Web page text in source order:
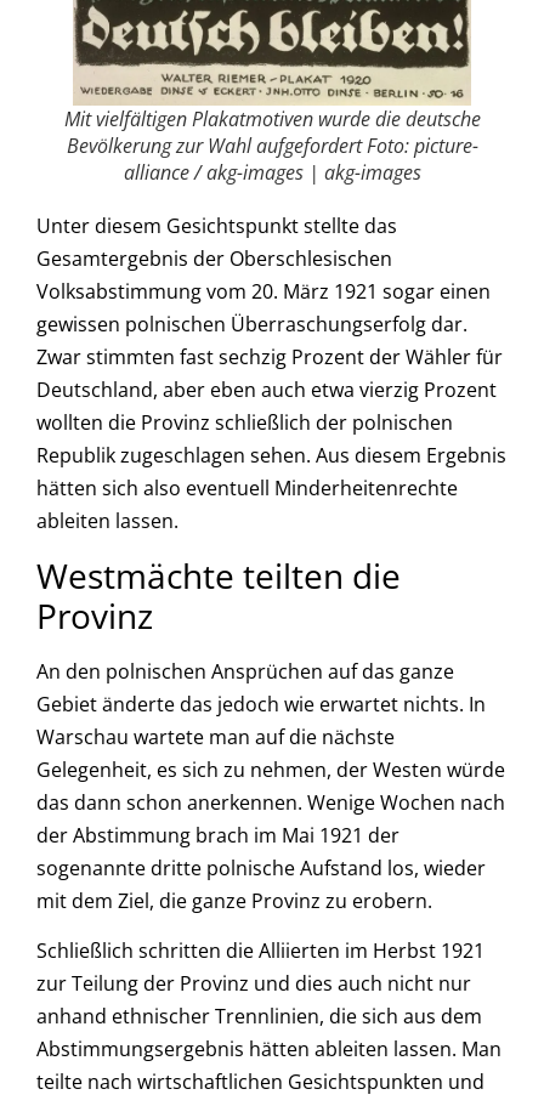
Mit vielfältigen Plakatmotiven wurde die deutsche
Bevölkerung zur Wahl aufgefordert Foto: picture-
alliance / akg-images | akg-images
Unter diesem Gesichtspunkt stellte das
Gesamtergebnis der Oberschlesischen
Volksabstimmung vom 20. März 1921 sogar einen
gewissen polnischen Überraschungserfolg dar.
Zwar stimmten fast sechzig Prozent der Wähler für
Deutschland, aber eben auch etwa vierzig Prozent
wollten die Provinz schließlich der polnischen
Republik zugeschlagen sehen. Aus diesem Ergebnis
hätten sich also eventuell Minderheitenrechte
ableiten lassen.
Westmächte teilten die
Provinz
An den polnischen Ansprüchen auf das ganze
Gebiet änderte das jedoch wie erwartet nichts. In
Warschau wartete man auf die nächste
Gelegenheit, es sich zu nehmen, der Westen würde
das dann schon anerkennen. Wenige Wochen nach
der Abstimmung brach im Mai 1921 der
sogenannte dritte polnische Aufstand los, wieder
mit dem Ziel, die ganze Provinz zu erobern.
Schließlich schritten die Alliierten im Herbst 1921
zur Teilung der Provinz und dies auch nicht nur
anhand ethnischer Trennlinien, die sich aus dem
Abstimmungsergebnis hätten ableiten lassen. Man
teilte nach wirtschaftlichen Gesichtspunkten und